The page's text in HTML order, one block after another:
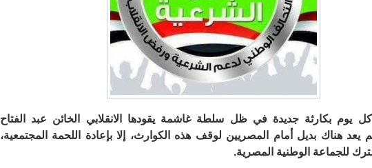
يوم بكارثة جديدة في ظل سلطة غاشمة يقودها الانقلابي الخائن عبد الفتاح
يعد هناك بديل أمام المصريين لوقف هذه الكوارث، إلا بإعادة اللحمة المجتمعية،
للجماعة الوطنية المصرية.